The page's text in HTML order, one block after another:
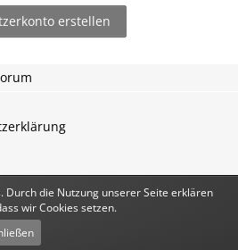
erstellen
Software:WoltLab Suite™
von
Durch die Nutzung unserer Seite erklären
wir Cookies setzen.